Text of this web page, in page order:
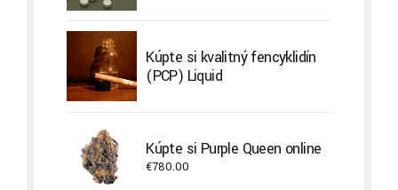
€400.00
Kúpte si kvalitný fencyklidín
(PCP) Liquid
Kúpte si Purple Queen online
€780.00